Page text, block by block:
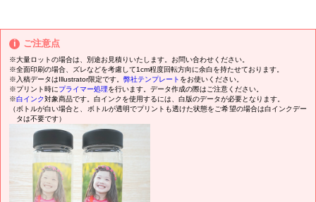
ご注意点
※大量ロットの場合は、別途お見積りいたします。お問い合わせください。
※全面印刷の場合、ズレなどを考慮して1cm程度回転方向に余白を持たせております。
※入稿データはIllustrator限定です。 弊社テンプレート をお使いください。
※プリント時にプライマー処理を行います。データ作成の際はご注意ください。
※白インク対象商品です。白インクを使用するには、白版のデータが必要となります。
（ボトルが白い場合と、ボトルが透明でプリントも透けた状態をご希望の場合は白インクデー
タは不要です）